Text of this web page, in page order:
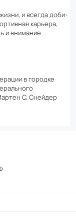
и всегда доби­
карьера,
и внимание…
в городке
С. Снейдер